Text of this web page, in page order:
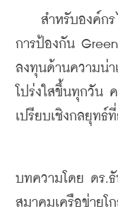
สำหรับองค์กรไ
การป้องกัน
ลงทุนด้านความน่า
โปร่งใสขึ้นทุกวัน
เปรียบเชิงกลยุทธ์
บทความโดย ดร.
สมาคมเครือข่ายโ